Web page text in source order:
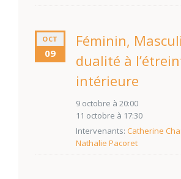
OCT
09
Féminin,
dualité à
intérieure
9 octobre à 20:00
11 octobre à 17:30
Intervenants: Catherine
Nathalie Pacoret